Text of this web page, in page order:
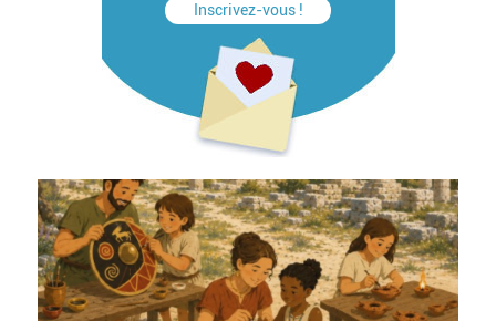
Inscrivez-vous !